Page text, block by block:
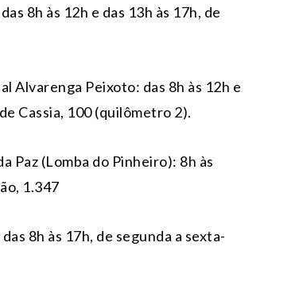
8h às 12h e das 13h às 17h, de
Alvarenga Peixoto: das 8h às 12h e
Cassia, 100 (quilômetro 2).
Paz (Lomba do Pinheiro): 8h às
1.347
8h às 17h, de segunda a sexta-